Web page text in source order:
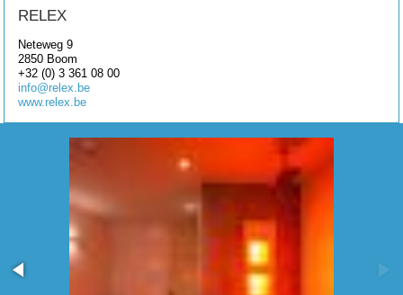
RELEX
Neteweg 9
2850 Boom
+32 (0) 3 361 08 00
info@relex.be
www.relex.be